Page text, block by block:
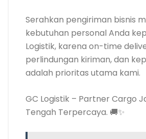
Serahkan pengiriman bisnis
kebutuhan personal Anda
Logistik, karena on-time
perlindungan kiriman, dan
adalah prioritas utama kami.
GC Logistik – Partner Cargo
Tengah Terpercaya. 🚚✨